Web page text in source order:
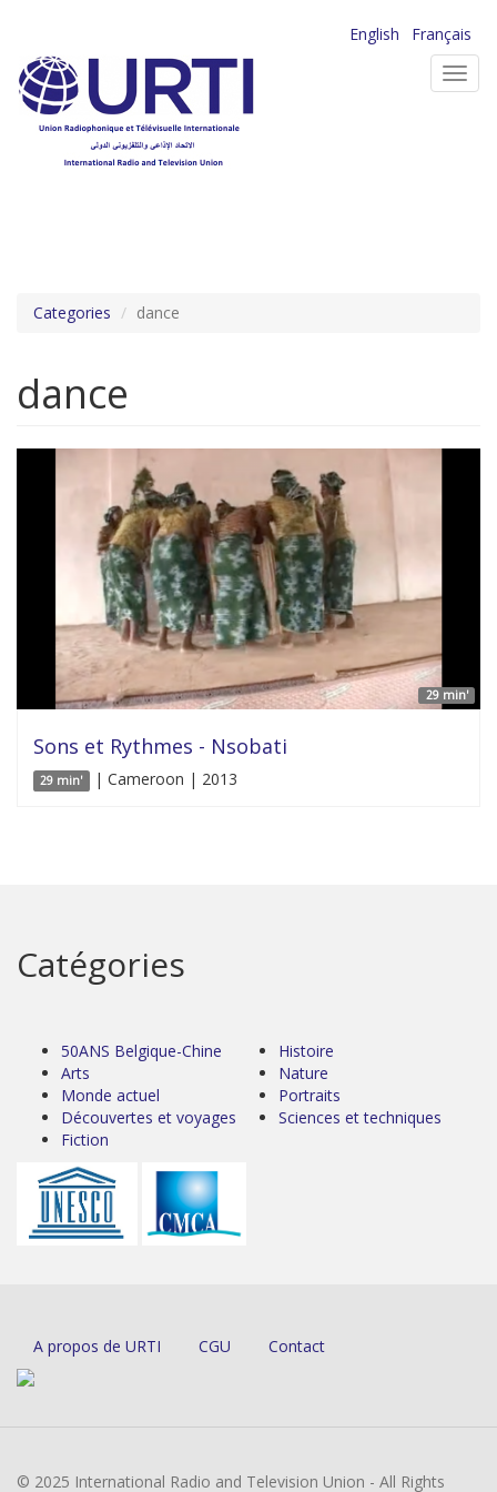
contenu
principal
English
Français
Categories dance
dance
29 min'
Sons et Rythmes - Nsobati
29 min' | Cameroon | 2013
Catégories
50ANS Belgique-Chine
Arts
Monde actuel
Découvertes et voyages
Fiction
Histoire
Nature
Portraits
Sciences et techniques
A propos de URTI CGU Contact
© 2025 International Radio and Television Union - All Rights